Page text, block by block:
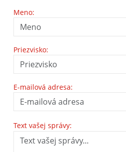
Meno:
Priezvisko:
E-mailová adresa:
Text vašej správy: